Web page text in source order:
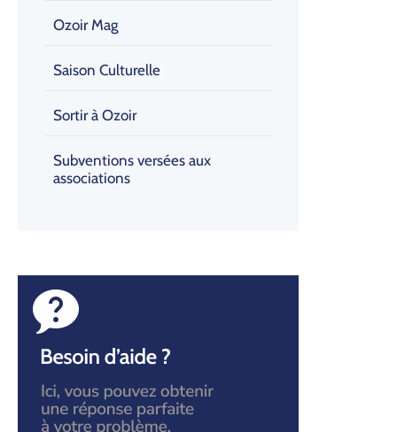
Ozoir Mag
Saison Culturelle
Sortir à Ozoir
Subventions versées aux
associations